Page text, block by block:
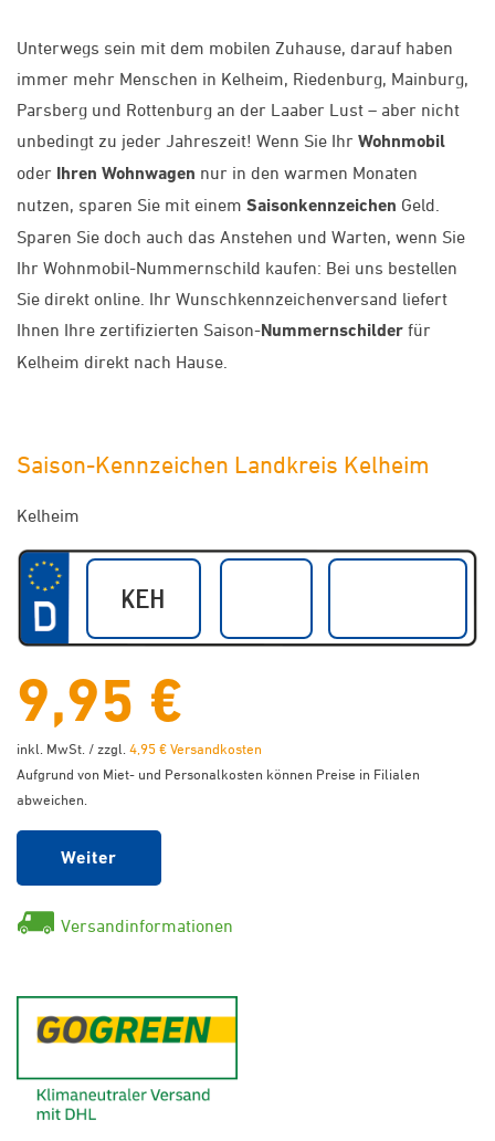
Unterwegs sein mit dem mobilen Zuhause, darauf haben
immer mehr Menschen in Kelheim, Riedenburg, Mainburg,
Parsberg und Rottenburg an der Laaber Lust – aber nicht
unbedingt zu jeder Jahreszeit! Wenn Sie Ihr Wohnmobil
oder Ihren Wohnwagen nur in den warmen Monaten
nutzen, sparen Sie mit einem Saisonkennzeichen Geld.
Sparen Sie doch auch das Anstehen und Warten, wenn Sie
Ihr Wohnmobil-Nummernschild kaufen: Bei uns bestellen
Sie direkt online. Ihr Wunschkennzeichenversand liefert
Ihnen Ihre zertifizierten Saison-Nummernschilder für
Kelheim direkt nach Hause.
Saison-Kennzeichen Landkreis Kelheim
Kelheim
9,95 €
inkl. MwSt. / zzgl. 4,95 € Versandkosten
Aufgrund von Miet- und Personalkosten können Preise in Filialen
abweichen.
Weiter
Versandinformationen